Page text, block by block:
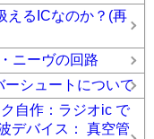
るICなのか？(再
ニーヴの回路
シュートについて
自作：ラジオic で
デバイス： 真空管